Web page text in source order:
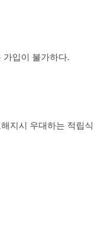
가입이 불가하다.
지시 우대하는 적립식